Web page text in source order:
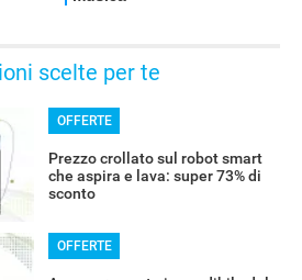
scelte per te
OFFERTE
Prezzo crollato sul robot smart
che aspira e lava: super 73% di
sconto
OFFERTE